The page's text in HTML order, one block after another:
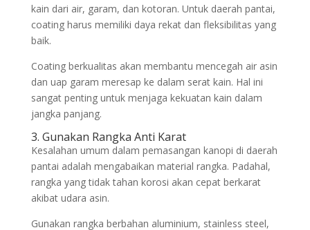
kain dari air, garam, dan kotoran. Untuk daerah pantai,
coating harus memiliki daya rekat dan fleksibilitas yang
baik.
Coating berkualitas akan membantu mencegah air asin
dan uap garam meresap ke dalam serat kain. Hal ini
sangat penting untuk menjaga kekuatan kain dalam
jangka panjang.
3. Gunakan Rangka Anti Karat
Kesalahan umum dalam pemasangan kanopi di daerah
pantai adalah mengabaikan material rangka. Padahal,
rangka yang tidak tahan korosi akan cepat berkarat
akibat udara asin.
Gunakan rangka berbahan aluminium, stainless steel,